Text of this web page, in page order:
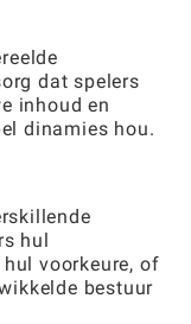
dat spelers
inhoud en
dinamies hou.
hul
voorkeure, of
bestuur